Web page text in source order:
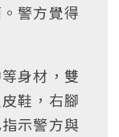
警方覺得
身材，雙
鞋，右腳
示警方與